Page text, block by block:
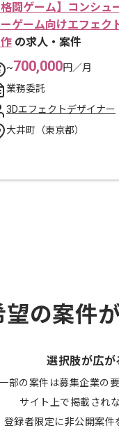
格闘ゲーム】コンシュ
ゲーム向けエフェク
の求人・案件
~700,000円／月
業務委託
3Dエフェクトデザイナー
大井町（東京都）
望の案件
選択肢が広が
一部の案件は募集企業の
サイト上で掲載され
登録者限定に非公開案